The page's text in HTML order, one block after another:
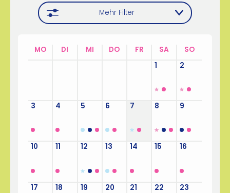
MO DI MI DO FR SA
SO
1 2
3 4 5 6 7 8 9
10 11 12 13 14 15 16
17 18 19 20 21 22 23
Mehr Filter